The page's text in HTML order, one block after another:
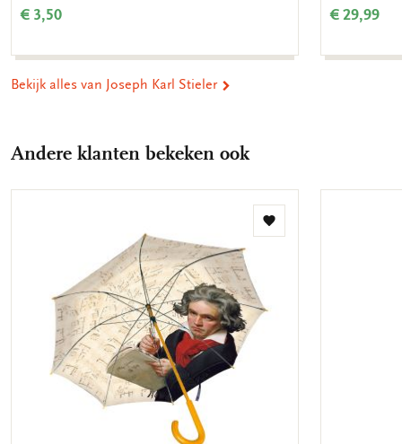
€ 3,50 € 29,99
Bekijk alles van Joseph Karl Stieler
Andere klanten bekeken ook
Toevoegen